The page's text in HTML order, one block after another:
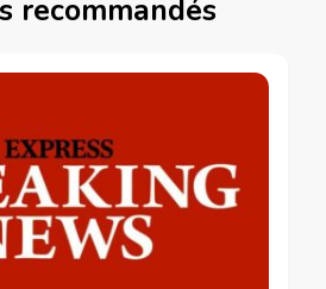
recommandés